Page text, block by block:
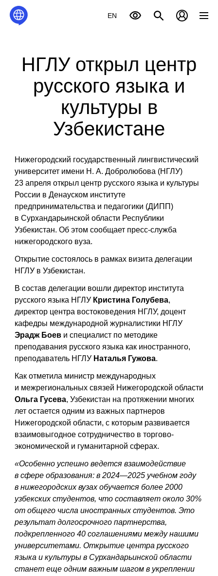
EN
НГЛУ открыл центр
русского языка и
культуры в
Узбекистане
Нижегородский государственный лингвистический
университет имени Н. А. Добролюбова (НГЛУ)
23 апреля открыл центр русского языка и культуры
России в Денауском институте
предпринимательства и педагогики (ДИПП)
в Сурхандарьинской области Республики
Узбекистан. Об этом сообщает пресс-служба
нижегородского вуза.
Открытие состоялось в рамках визита делегации
НГЛУ в Узбекистан.
В состав делегации вошли директор института
русского языка НГЛУ Кристина Голубева,
директор центра востоковедения НГЛУ, доцент
кафедры международной журналистики НГЛУ
Эрадж Боев и специалист по методике
преподавания русского языка как иностранного,
преподаватель НГЛУ Наталья Гужова.
Как отметила министр международных
и межрегиональных связей Нижегородской области
Ольга Гусева, Узбекистан на протяжении многих
лет остается одним из важных партнеров
Нижегородской области, с которым развивается
взаимовыгодное сотрудничество в торгово-
экономической и гуманитарной сферах.
«Особенно успешно ведется взаимодействие
в сфере образования: в 2024—2025 учебном году
в нижегородских вузах обучается более 2000
узбекских студентов, что составляет около 30%
от общего числа иностранных студентов. Это
результат долгосрочного партнерства,
подкрепленного 40 соглашениями между нашими
университетами. Открытие центра русского
языка и культуры в Сурхандарьинской области
станет еще одним важным шагом в укреплении